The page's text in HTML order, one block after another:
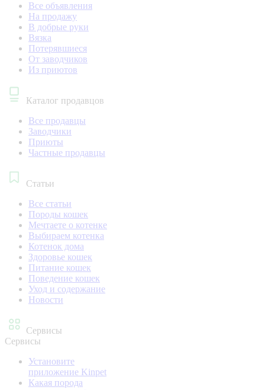
Все объявления
На продажу
В добрые руки
Вязка
Потерявшиеся
От заводчиков
Из приютов
Каталог продавцов
Все продавцы
Заводчики
Приюты
Частные продавцы
Статьи
Все статьи
Породы кошек
Мечтаете о котенке
Выбираем котенка
Котенок дома
Здоровье кошек
Питание кошек
Поведение кошек
Уход и содержание
Новости
Сервисы
Сервисы
Установите
приложение Kinpet
Какая порода